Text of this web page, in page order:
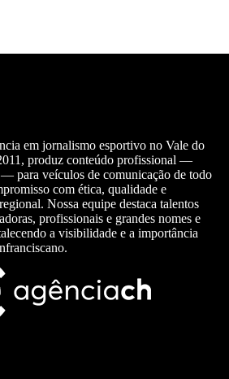
em jornalismo esportivo no Vale do
produz conteúdo profissional —
para veículos de comunicação de todo
com ética, qualidade e
Nossa equipe destaca talentos
profissionais e grandes nomes e
a visibilidade e a importância